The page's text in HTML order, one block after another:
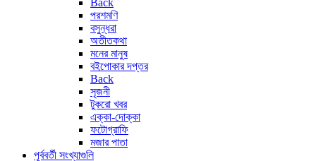
Back
পরশমণি
বসুন্ধরা
অতীতকথা
মনের মানুষ
বইপোকার দপ্তর
Back
সৃজনী
টুকরো খবর
এক্কা-দোক্কা
ফটোগ্রাফি
মজার পাতা
পূর্ববর্তী সংখ্যাগুলি